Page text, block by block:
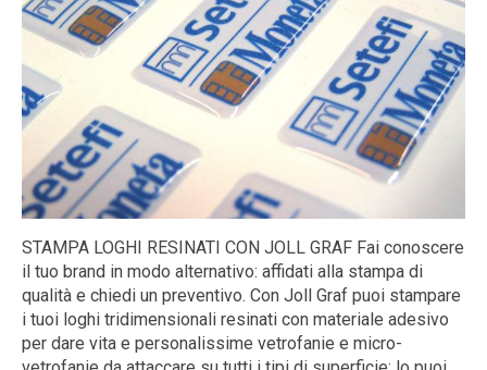
STAMPA LOGHI RESINATI CON JOLL GRAF Fai conoscere
il tuo brand in modo alternativo: affidati alla stampa di
qualità e chiedi un preventivo. Con Joll Graf puoi stampare
i tuoi loghi tridimensionali resinati con materiale adesivo
per dare vita e personalissime vetrofanie e micro-